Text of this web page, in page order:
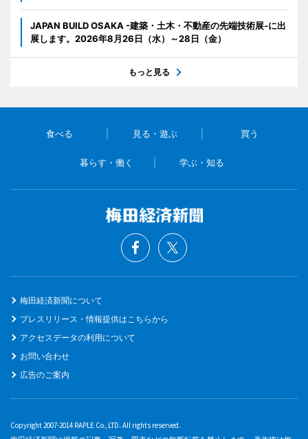
JAPAN BUILD OSAKA -建築・土木・不動産の先端技術展-に出
展します。2026年8月26日（水）～28日（金）
もっと見る
食べる 見る・遊ぶ 買う
暮らす・働く 学ぶ・知る
梅田経済新聞について
プレスリリース・情報提供はこちらから
アクセスデータの利用について
お問い合わせ
広告のご案内
Copyright 2007-2014 RAPLE Co.,LTD. All rights reserved.